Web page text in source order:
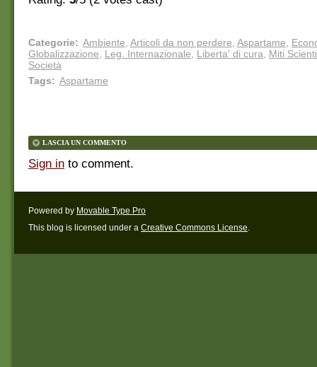
Categorie: Ambiente Articoli da non perdere Aspartame
Globalizzazione
Leg. Internazionale Liberta' di cura
Miti
Società
Tags: Aspartame
LASCIA UN COMMENTO
Sign in to comment.
Powered by Movable Type Pro
This blog is licensed under a Creative Commons License.